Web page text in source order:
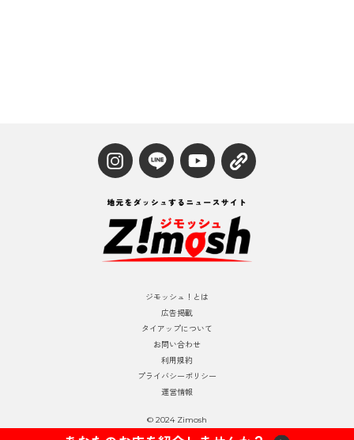
ジモッシュ！とは
広告掲載
タイアップについて
お問い合わせ
利用規約
プライバシーポリシー
運営情報
© 2024 Zimosh